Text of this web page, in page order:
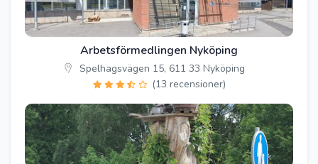
Arbetsförmedlingen Nyköping
Spelhagsvägen 15, 611 33 Nyköping
(13 recensioner)